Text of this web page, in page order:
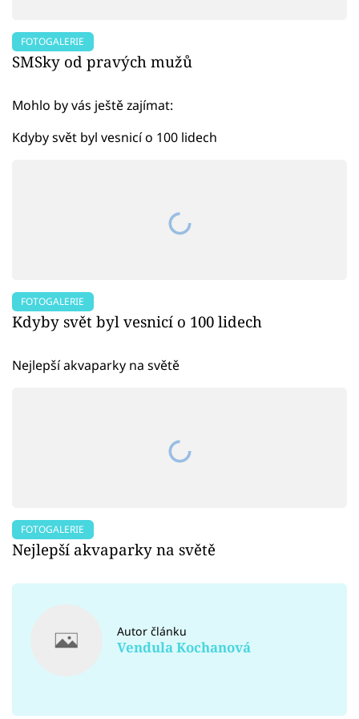
FOTOGALERIE
SMSky od pravých mužů
Mohlo by vás ještě zajímat:
Kdyby svět byl vesnicí o 100 lidech
FOTOGALERIE
Kdyby svět byl vesnicí o 100 lidech
Nejlepší akvaparky na světě
FOTOGALERIE
Nejlepší akvaparky na světě
Autor článku
Vendula Kochanová